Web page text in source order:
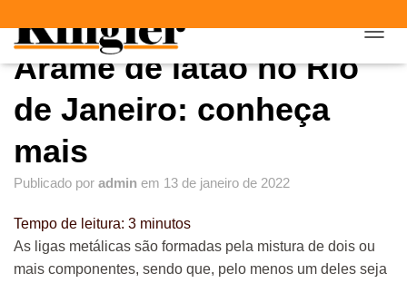
L
G
A
Arame de latão no Rio
de Janeiro: conheça
mais
Publicado por admin em 13 de janeiro de 2022
Tempo de leitura: 3 minutos
As ligas metálicas são formadas pela mistura de dois ou
mais componentes, sendo que, pelo menos um deles seja